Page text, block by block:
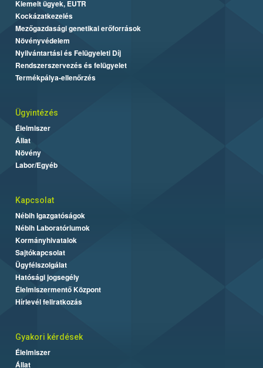
Kiemelt ügyek, EUTR
Kockázatkezelés
Mezőgazdasági genetikai erőforrások
Növényvédelem
Nyilvántartási és Felügyeleti Díj
Rendszerszervezés és felügyelet
Termékpálya-ellenőrzés
Ügyintézés
Élelmiszer
Állat
Növény
Labor/Egyéb
Kapcsolat
Nébih Igazgatóságok
Nébih Laboratóriumok
Kormányhivatalok
Sajtókapcsolat
Ügyfélszolgálat
Hatósági jogsegély
Élelmiszermentő Központ
Hírlevél feliratkozás
Gyakori kérdések
Élelmiszer
Állat